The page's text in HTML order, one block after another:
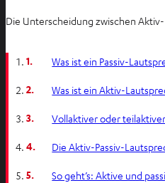
Die Unterscheidung zwischen
1. Was ist ein Passiv-
2. Was ist ein Aktiv-
3. Vollaktiver oder
4. Die Aktiv-Passiv-
5. So geht’s: Aktive und